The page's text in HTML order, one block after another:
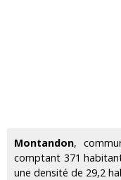
Montandon,
comptant 371
une densité de 29,2